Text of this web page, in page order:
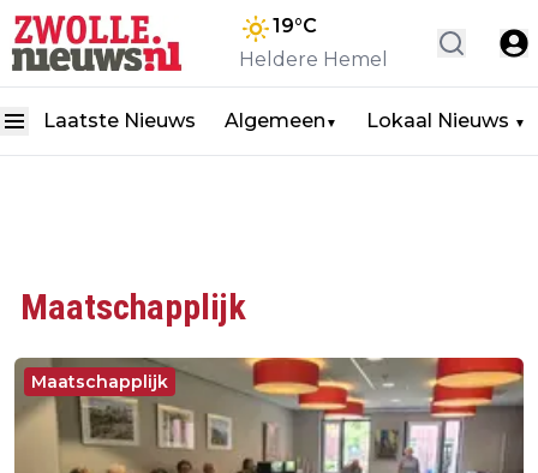
19°C
Heldere Hemel
Laatste Nieuws Algemeen ▼ Lokaal Nieuws ▼
Maatschapplijk
Maatschapplijk